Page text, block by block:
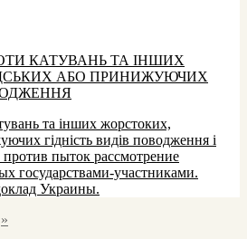
КАТУВАНЬ ТА ІНШИХ
АБО ПРИНИЖУЮЧИХ
та інших жорстоких,
гідність видів поводження і
пыток рассмотрение
государствами-участниками.
Украины.
»